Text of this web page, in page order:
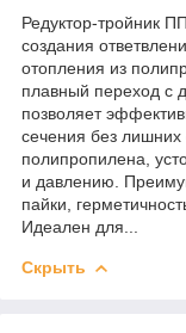
Редуктор-тройник
создания
отопления из
плавный переход с
позволяет
сечения без лишних
полипропилена,
и давлению.
пайки,
Идеален для...
Скрыть